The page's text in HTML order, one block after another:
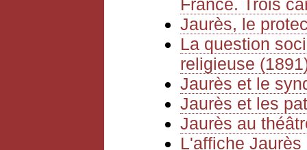
Jaurès, le
La question
religieuse
Jaurès et le
Jaurès et les
Jaurès au
L'affiche